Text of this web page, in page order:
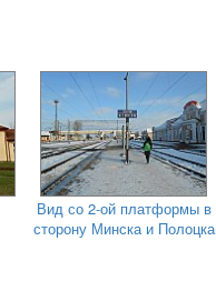
Вид со 2-ой платформы в
сторону Минска и Полоцка